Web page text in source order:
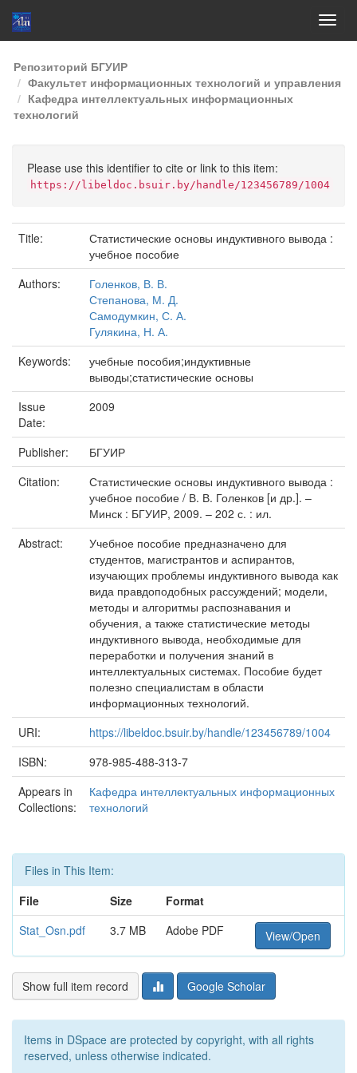
Skip
navigation
Репозиторий БГУИР
Факультет информационных технологий и управления
Кафедра интеллектуальных информационных
технологий
Please use this identifier to cite or link to this item:
https://libeldoc.bsuir.by/handle/123456789/1004
Title:
Статистические основы индуктивного вывода :
учебное пособие
Authors:
Голенков, В. В.
Степанова, М. Д.
Самодумкин, С. А.
Гулякина, Н. А.
Keywords:
учебные пособия;индуктивные
выводы;статистические основы
Issue
Date:
2009
Publisher:
БГУИР
Citation:
Статистические основы индуктивного вывода :
учебное пособие / В. В. Голенков [и др.]. –
Минск : БГУИР, 2009. – 202 с. : ил.
Abstract:
Учебное пособие предназначено для
студентов, магистрантов и аспирантов,
изучающих проблемы индуктивного вывода как
вида правдоподобных рассуждений; модели,
методы и алгоритмы распознавания и
обучения, а также статистические методы
индуктивного вывода, необходимые для
переработки и получения знаний в
интеллектуальных системах. Пособие будет
полезно специалистам в области
информационных технологий.
URI:
https://libeldoc.bsuir.by/handle/123456789/1004
ISBN:
978-985-488-313-7
Appears in
Collections:
Кафедра интеллектуальных информационных
технологий
Files in This Item:
File
Size
Format
Stat_Osn.pdf
3.7 MB Adobe PDF View/Open
Show full item record Google Scholar
Items in DSpace are protected by copyright, with all rights
reserved, unless otherwise indicated.